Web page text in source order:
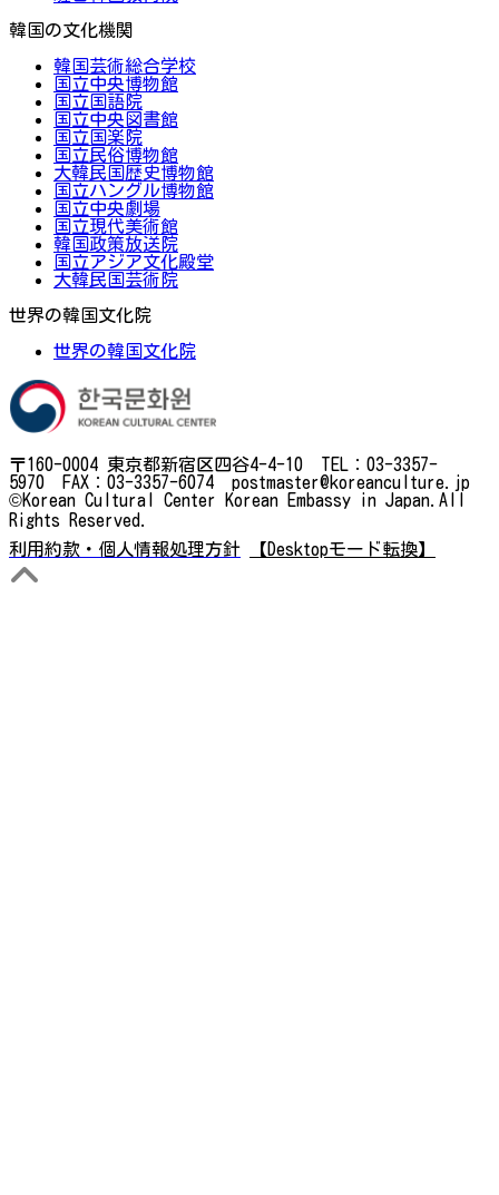
韓国の文化機関
韓国芸術総合学校
国立中央博物館
国立国語院
国立中央図書館
国立国楽院
国立民俗博物館
大韓民国歴史博物館
国立ハングル博物館
国立中央劇場
国立現代美術館
韓国政策放送院
国立アジア文化殿堂
大韓民国芸術院
世界の韓国文化院
世界の韓国文化院
〒160-0004 東京都新宿区四谷4-4-10 TEL：03-3357-
5970 FAX：03-3357-6074 postmaster@koreanculture.jp
©Korean Cultural Center Korean Embassy in Japan.All
Rights Reserved.
利用約款・個人情報処理方針
【Desktopモード転換】